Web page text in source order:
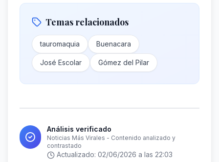
Temas relacionados
tauromaquia Buenacara
José Escolar Gómez del Pilar
Análisis verificado
Noticias Más Virales - Contenido analizado y
contrastado
Actualizado: 02/06/2026 a las 22:03